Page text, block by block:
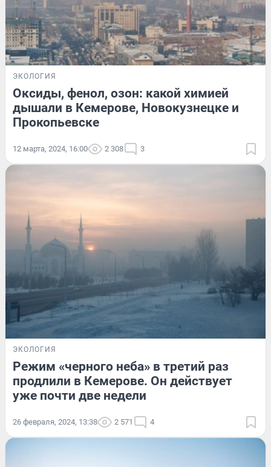
ЭКОЛОГИЯ
Оксиды, фенол, озон: какой химией
дышали в Кемерове, Новокузнецке и
Прокопьевске
12 марта, 2024, 16:00 2 308 3
ЭКОЛОГИЯ
Режим «черного неба» в третий раз
продлили в Кемерове. Он действует
уже почти две недели
26 февраля, 2024, 13:38 2 571 4